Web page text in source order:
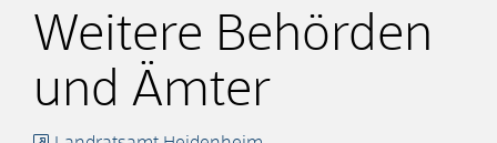
Weitere Behörden
und Ämter